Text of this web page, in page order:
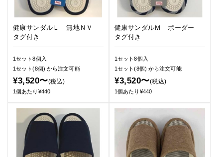
健康サンダルＬ 無地ＮＶ
タグ付き
1セット8個入
1セット(8個) から注文可能
¥3,520〜(税込)
1個あたり¥440
健康サンダルＭ ボーダー
タグ付き
1セット8個入
1セット(8個) から注文可能
¥3,520〜(税込)
1個あたり¥440